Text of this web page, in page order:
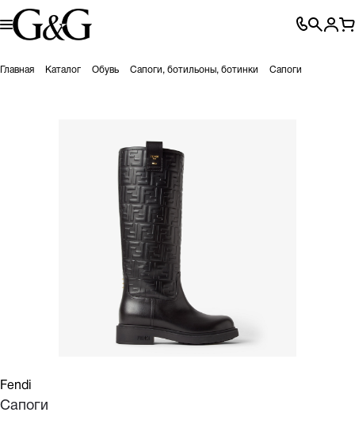
Главная Каталог Обувь Сапоги, ботильоны, ботинки Сапоги
Fendi
Сапоги